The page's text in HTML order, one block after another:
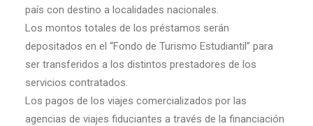
país con destino a localidades nacionales.
Los montos totales de los préstamos serán
depositados en el “Fondo de Turismo Estudiantil” para
ser transferidos a los distintos prestadores de los
servicios contratados.
Los pagos de los viajes comercializados por las
agencias de viajes fiduciantes a través de la financiación